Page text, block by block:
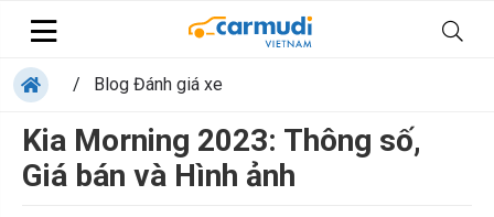
/ Blog Đánh giá xe
Kia Morning 2023: Thông số,
Giá bán và Hình ảnh